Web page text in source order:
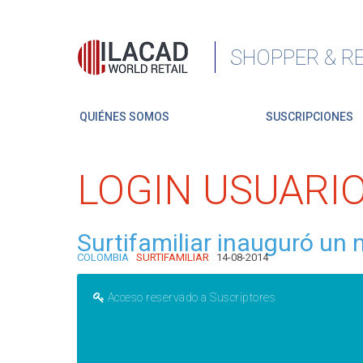
SHOPPER &
QUIÉNES SOMOS SUSCRIPCIONES
LOGIN
Surtifamiliar inauguró un
COLOMBIA SURTIFAMILIAR 14-08-2014
Acceso reservado a Suscriptores